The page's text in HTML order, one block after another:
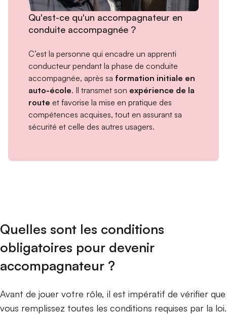
Qu'est-ce qu'un accompagnateur en
conduite accompagnée ?
C’est la personne qui encadre un apprenti
conducteur pendant la phase de conduite
accompagnée, après sa formation initiale en
auto-école. Il transmet son expérience de la
route et favorise la mise en pratique des
compétences acquises, tout en assurant sa
sécurité et celle des autres usagers.
Quelles sont les conditions
obligatoires pour devenir
accompagnateur ?
Avant de jouer votre rôle, il est impératif de vérifier que
vous remplissez toutes les conditions requises par la loi.